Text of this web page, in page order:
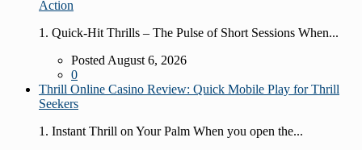
Action
1. Quick‑Hit Thrills – The Pulse of Short Sessions When...
Posted August 6, 2026
0
Thrill Online Casino Review: Quick Mobile Play for Thrill
Seekers
1. Instant Thrill on Your Palm When you open the...